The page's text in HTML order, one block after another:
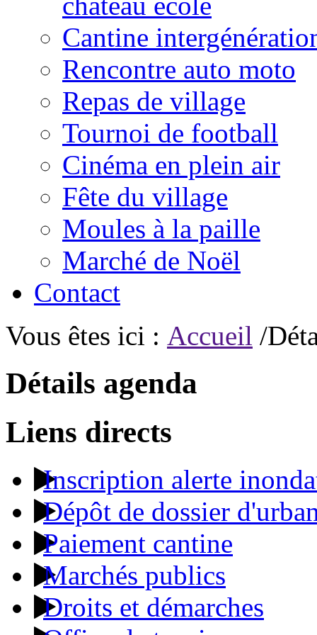
Cantine
Rencontre auto moto
Repas de village
Tournoi de football
Cinéma en plein air
Fête du village
Moules à la paille
Marché de Noël
Contact
Vous êtes ici : Accueil /
Détails agenda
Liens directs
Inscription alerte
Dépôt de dossier
Paiement cantine
Marchés publics
Droits et démarches